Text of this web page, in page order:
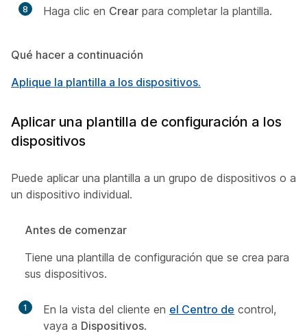
8 Haga clic en Crear para completar la plantilla.
Qué hacer a continuación
Aplique la plantilla a los dispositivos.
Aplicar una plantilla de configuración a los
dispositivos
Puede aplicar una plantilla a un grupo de dispositivos o a
un dispositivo individual.
Antes de comenzar
Tiene una plantilla de configuración que se crea para
sus dispositivos.
1 En la vista del cliente en el Centro de control,
vaya a Dispositivos.